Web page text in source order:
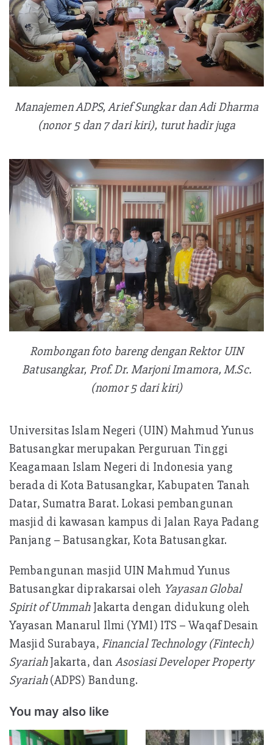
Manajemen ADPS, Arief Sungkar dan Adi Dharma
(nonor 5 dan 7 dari kiri), turut hadir juga
Rombongan foto bareng dengan Rektor UIN
Batusangkar, Prof. Dr. Marjoni Imamora, M.Sc.
(nomor 5 dari kiri)
Universitas Islam Negeri (UIN) Mahmud Yunus
Batusangkar merupakan Perguruan Tinggi
Keagamaan Islam Negeri di Indonesia yang
berada di Kota Batusangkar, Kabupaten Tanah
Datar, Sumatra Barat. Lokasi pembangunan
masjid di kawasan kampus di Jalan Raya Padang
Panjang – Batusangkar, Kota Batusangkar.
Pembangunan masjid UIN Mahmud Yunus
Batusangkar diprakarsai oleh Yayasan Global
Spirit of UmmahJakarta dengan didukung oleh
Yayasan Manarul Ilmi (YMI) ITS – Waqaf Desain
Masjid Surabaya, Financial Technology (Fintech)
SyariahJakarta, danAsosiasi Developer Property
Syariah(ADPS) Bandung.
You may also like